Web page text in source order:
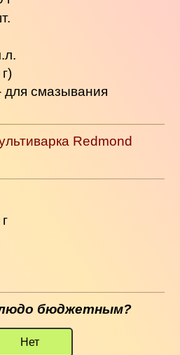
для смазывания
Redmond
бюджетным?
Нет